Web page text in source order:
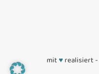
mit♥ realisiert -